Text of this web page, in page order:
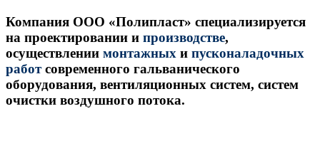
Компания ООО «Полипласт» специализируется
на проектировании и производстве,
осуществлении монтажных и пусконаладочных
работсовременного гальванического
оборудования, вентиляционных систем, систем
очистки воздушного потока.